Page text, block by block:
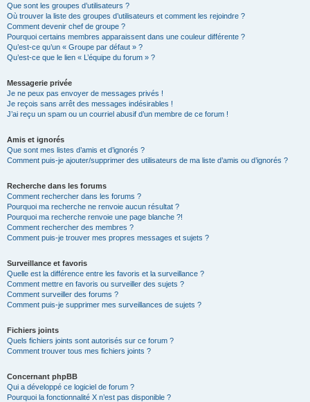
Que sont les groupes d’utilisateurs ?
Où trouver la liste des groupes d’utilisateurs et comment les rejoindre ?
Comment devenir chef de groupe ?
Pourquoi certains membres apparaissent dans une couleur différente ?
Qu’est-ce qu’un « Groupe par défaut » ?
Qu’est-ce que le lien « L’équipe du forum » ?
Messagerie privée
Je ne peux pas envoyer de messages privés !
Je reçois sans arrêt des messages indésirables !
J’ai reçu un spam ou un courriel abusif d’un membre de ce forum !
Amis et ignorés
Que sont mes listes d’amis et d’ignorés ?
Comment puis-je ajouter/supprimer des utilisateurs de ma liste d’amis ou d’ignorés ?
Recherche dans les forums
Comment rechercher dans les forums ?
Pourquoi ma recherche ne renvoie aucun résultat ?
Pourquoi ma recherche renvoie une page blanche ?!
Comment rechercher des membres ?
Comment puis-je trouver mes propres messages et sujets ?
Surveillance et favoris
Quelle est la différence entre les favoris et la surveillance ?
Comment mettre en favoris ou surveiller des sujets ?
Comment surveiller des forums ?
Comment puis-je supprimer mes surveillances de sujets ?
Fichiers joints
Quels fichiers joints sont autorisés sur ce forum ?
Comment trouver tous mes fichiers joints ?
Concernant phpBB
Qui a développé ce logiciel de forum ?
Pourquoi la fonctionnalité X n’est pas disponible ?